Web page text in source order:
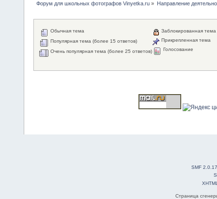
Форум для школьных фотографов Vinyetka.ru » Направление
Обычная тема
Популярная тема (более 15 ответов)
Очень популярная тема (более 25 ответов)
Заблокированная тема
Прикрепленная тема
Голосование
SMF 2.0.17
Страница